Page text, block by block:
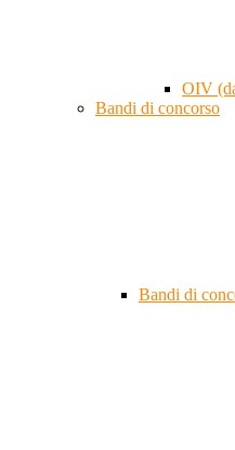
OIV
Bandi di concorso
Bandi di